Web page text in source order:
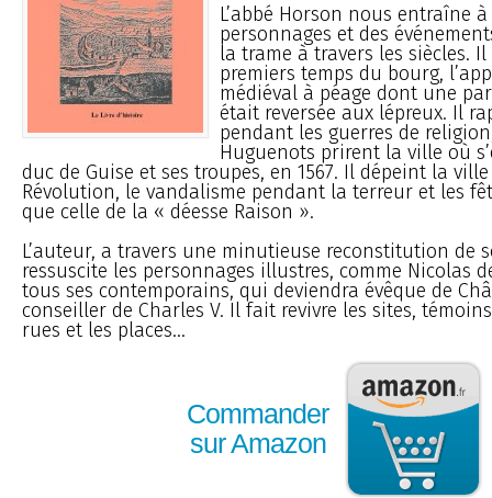
L’abbé Horson nous entraîne
personnages et des
la trame à travers les siècles. Il
premiers temps du bourg,
médiéval à péage dont une
était reversée aux lépreux. Il
pendant les guerres de
Huguenots prirent la ville où
duc de Guise et ses troupes, en 1567. Il dépeint la
Révolution, le vandalisme pendant la terreur et les
que celle de la « déesse Raison ».
L’auteur, a travers une minutieuse reconstitution de
ressuscite les personnages illustres, comme Nicolas
tous ses contemporains, qui deviendra évêque de
conseiller de Charles V. Il fait revivre les sites,
rues et les places...
Commander
sur Amazon